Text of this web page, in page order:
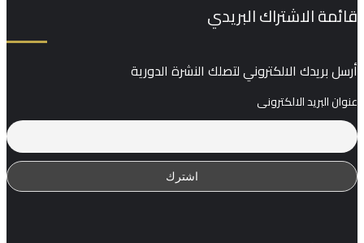
قائمة الاشتراك البريدي
أرسل بريدك الالكتروني لتصلك النشرة الدورية
عنوان البريد الالكترونى